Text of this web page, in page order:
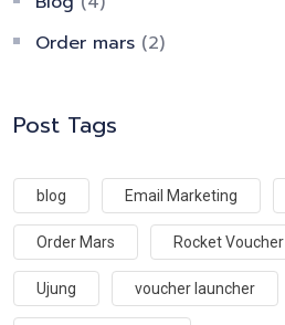
Order mars (2)
Post Tags
blog Email Marketing
Order Mars Rocket Voucher
Ujung voucher launcher